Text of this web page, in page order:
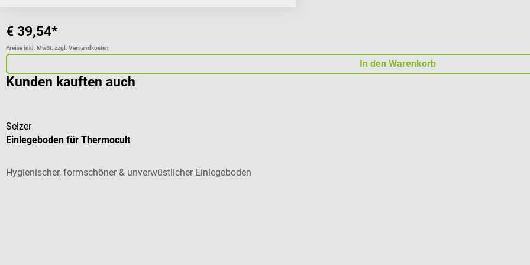
€ 39,54*
Preise inkl. MwSt. zzgl. Versandkosten
In den Warenkorb
Kunden kauften auch
Selzer
Einlegeboden für Thermocult
Hygienischer, formschöner & unverwüstlicher Einlegeboden